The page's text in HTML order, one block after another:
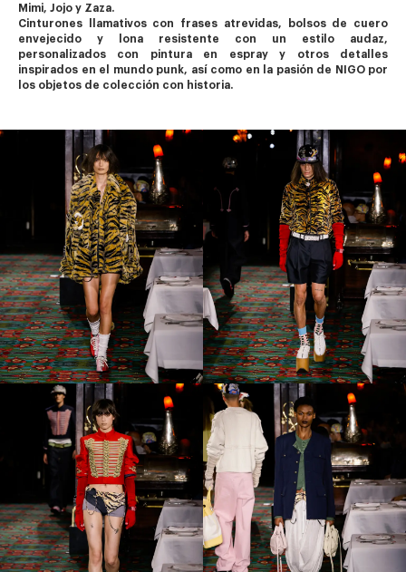
Mimi, Jojo y Zaza.
Cinturones llamativos con frases atrevidas, bolsos de cuero
envejecido y lona resistente con un estilo audaz,
personalizados con pintura en espray y otros detalles
inspirados en el mundo punk, así como en la pasión de NIGO por
los objetos de colección con historia.